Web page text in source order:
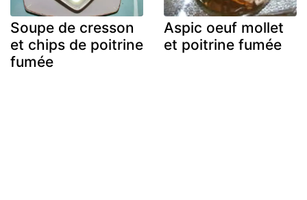
Soupe de cresson
et chips de poitrine
fumée
Aspic oeuf mollet
et poitrine fumée